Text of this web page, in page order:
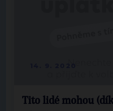
Tito lidé mohou